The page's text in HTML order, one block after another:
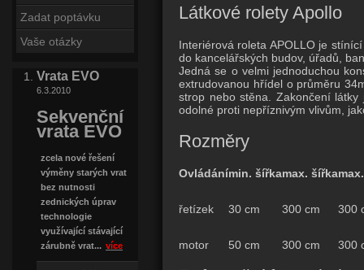
Zadat poptávku
Vaše otázky
Vrata EVO
6.3.2010
Sekvenční
vrata EVO
zcela nové řešení
výměny starých vrat
bez nutnosti
zednických úprav
technologie
využívající stávající
zárubně vrat... více
Látkové rolety Apollo
Interiérová roleta APOLLO je
do kancelářských budov, úřadů,
Jedná se o velmi jednoduchou
extrudovanou hřídel o průměru
strop nebo stěna. Zakončení
odolné proti nepříznivým vlivům,
Rozměry
Ovládánímin. šířkamax. šířka
řetízek 30 cm 300 cm 300
motor 50 cm 300 cm 300